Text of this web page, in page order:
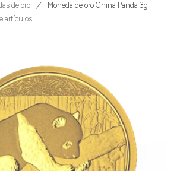
de oro
Moneda de oro China Panda 3g
artículos